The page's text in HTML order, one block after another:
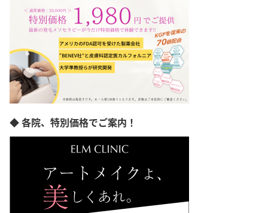
山口県
愛媛県
高知県
福岡県
佐賀県
長崎県
大分県
宮崎県
◆ 各院、特別価格でご案内！